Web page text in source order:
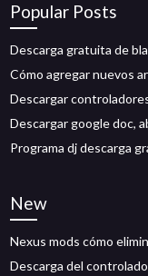
Popular Posts
Descarga gratuita de
Cómo agregar nuevos
Descargar
Descargar google doc,
Programa dj descarga
New
Nexus mods cómo
Descarga del